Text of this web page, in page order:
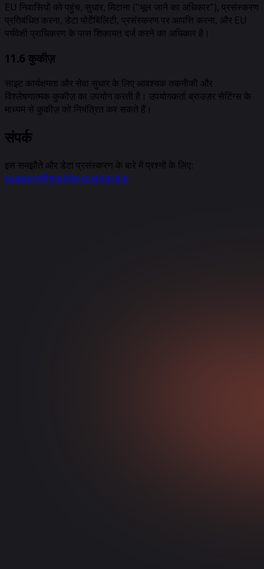
EU निवासियों को पहुंच, सुधार, मिटाना ("भूल जाने का अधिकार"), प्रसंस्करण
प्रतिबंधित करना, डेटा पोर्टेबिलिटी, प्रसंस्करण पर आपत्ति करना, और EU
पर्यवेक्षी प्राधिकरण के पास शिकायत दर्ज करने का अधिकार है।
11.6 कुकीज़
साइट कार्यक्षमता और सेवा सुधार के लिए आवश्यक तकनीकी और
विश्लेषणात्मक कुकीज़ का उपयोग करती है। उपयोगकर्ता ब्राउज़र सेटिंग्स के
माध्यम से कुकीज़ को नियंत्रित कर सकते हैं।
संपर्क
इस समझौते और डेटा प्रसंस्करण के बारे में प्रश्नों के लिए:
support@mobile-tracker.biz